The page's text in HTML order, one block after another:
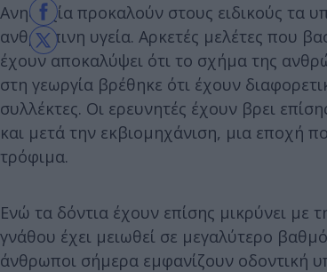
Ανησυχία προκαλούν στους ειδικούς τα
ανθρώπινη υγεία. Αρκετές μελέτες που
έχουν αποκαλύψει ότι το σχήμα της
στη γεωργία βρέθηκε ότι έχουν
συλλέκτες. Οι ερευνητές έχουν βρει
και μετά την εκβιομηχάνιση, μια εποχή
τρόφιμα.
Ενώ τα δόντια έχουν επίσης μικρύνει με
γνάθου έχει μειωθεί σε μεγαλύτερο
άνθρωποι σήμερα εμφανίζουν οδοντική